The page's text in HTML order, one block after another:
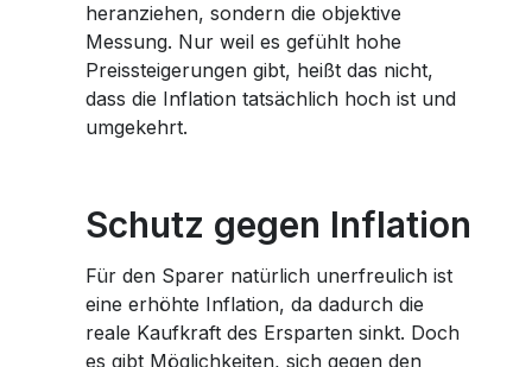
heranziehen, sondern die objektive
Messung. Nur weil es gefühlt hohe
Preissteigerungen gibt, heißt das nicht,
dass die Inflation tatsächlich hoch ist und
umgekehrt.
Schutz gegen Inflation
Für den Sparer natürlich unerfreulich ist
eine erhöhte Inflation, da dadurch die
reale Kaufkraft des Ersparten sinkt. Doch
es gibt Möglichkeiten, sich gegen den